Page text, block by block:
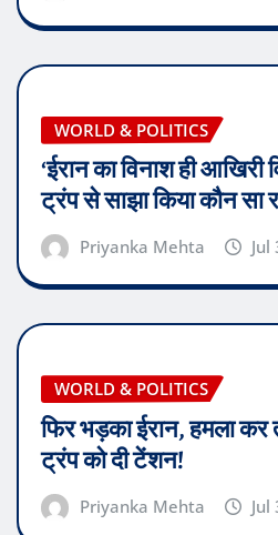
WORLD & POLITICS
‘ईरान का विनाश ही
ट्रंप से साझा किया कौन सा
Priyanka Mehta Jul
WORLD & POLITICS
फिर भड़का ईरान, हमला
ट्रंप को दी टेंशन!
Priyanka Mehta Jul